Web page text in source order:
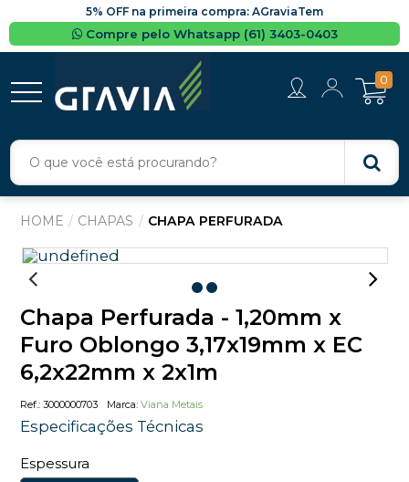
5% OFF na primeira compra: AGraviaTem
Compre pelo Whatsapp (61) 3403-0403
0
CHAPAS CHAPA PERFURADA
Chapa Perfurada - 1,20mm x
Furo Oblongo 3,17x19mm x EC
6,2x22mm x 2x1m
3000000703 Viana Metais
Especificações Técnicas
Espessura